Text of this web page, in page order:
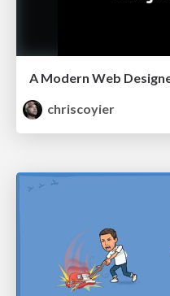
A Modern Web
chriscoyier